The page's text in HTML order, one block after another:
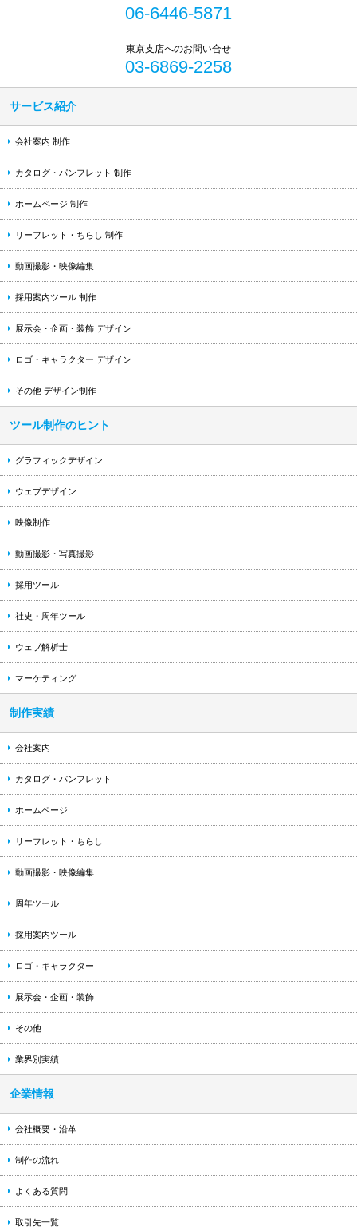
06-6446-5871
03-6869-2258
サービス紹介
会社案内 制作
カタログ・パンフレット 制作
ホームページ 制作
リーフレット・ちらし 制作
動画撮影・映像編集
採用案内ツール 制作
展示会・企画・装飾 デザイン
ロゴ・キャラクター デザイン
その他 デザイン制作
ツール制作のヒント
グラフィックデザイン
ウェブデザイン
映像制作
動画撮影・写真撮影
採用ツール
社史・周年ツール
ウェブ解析士
マーケティング
制作実績
会社案内
カタログ・パンフレット
ホームページ
リーフレット・ちらし
動画撮影・映像編集
周年ツール
採用案内ツール
ロゴ・キャラクター
展示会・企画・装飾
その他
業界別実績
企業情報
会社概要・沿革
制作の流れ
よくある質問
取引先一覧